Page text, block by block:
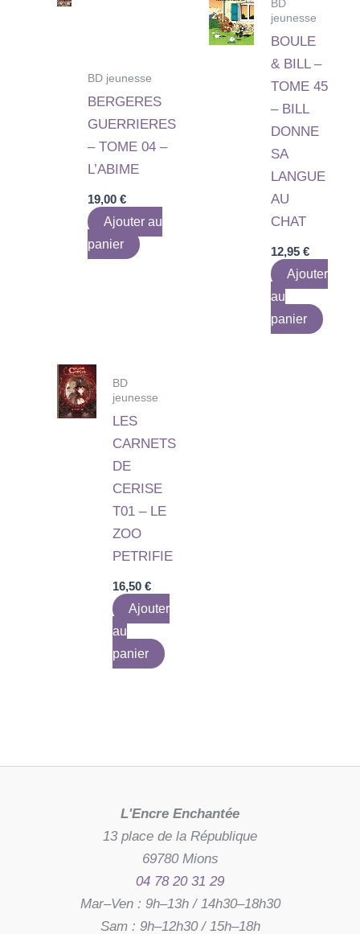
BD jeunesse
BERGERES
GUERRIERES
– TOME 04 –
L’ABIME
19,00€
Ajouter au
panier
BD
jeunesse
BOULE
& BILL –
TOME 45
– BILL
DONNE
SA
LANGUE
AU
CHAT
12,95 €
Ajouter
au
panier
BD
jeunesse
LES
CARNETS
DE
CERISE
T01 – LE
ZOO
PETRIFIE
16,50€
Ajouter
au
panier
L'Encre Enchantée
13 place de la République
69780 Mions
04 78 20 31 29
Mar–Ven : 9h–13h / 14h30–18h30
Sam : 9h–12h30 / 15h–18h